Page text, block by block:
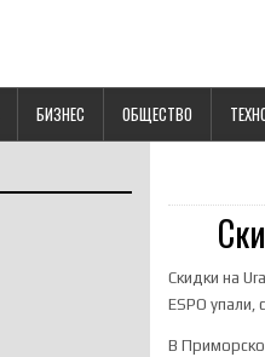
БИЗНЕС ОБЩЕСТВО
Скидки на
ESPO
В